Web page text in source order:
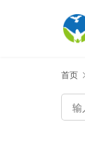
首页